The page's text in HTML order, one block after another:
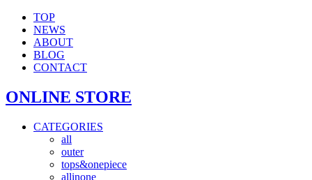
TOP
NEWS
ABOUT
BLOG
CONTACT
ONLINE STORE
CATEGORIES
all
outer
tops&onepiece
allinone